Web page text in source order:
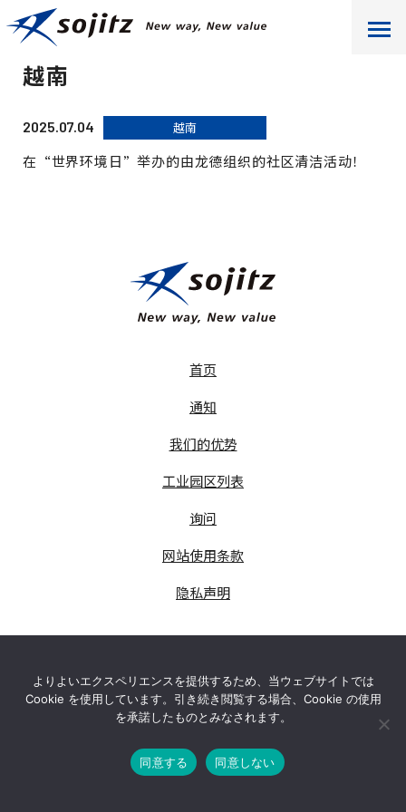
首页 通知 越南
越南
2025.07.04 越南
在“世界环境日”举办的由龙德组织的社区清洁活动！
首页
通知
我们的优势
工业园区列表
询问
网站使用条款
隐私声明
よりよいエクスペリエンスを提供するため、当ウェブサイトでは
Cookie を使用しています。引き続き閲覧する場合、Cookie の使用
を承諾したものとみなされます。
同意する 同意しない